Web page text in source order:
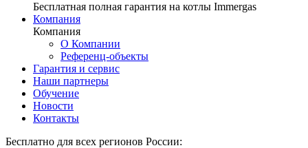
Бесплатная полная гарантия на котлы Immergas
Компания
Компания
О Компании
Референц-объекты
Гарантия и сервис
Наши партнеры
Обучение
Новости
Контакты
Бесплатно для всех регионов России: